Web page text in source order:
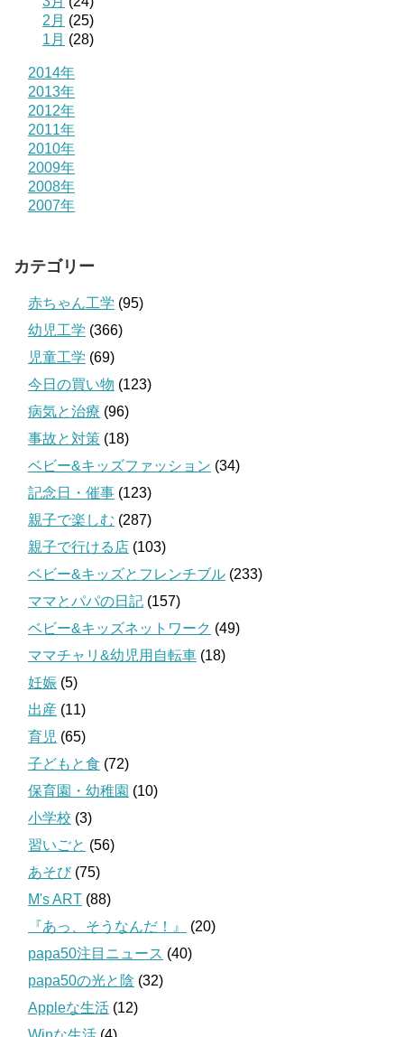
2月 (25)
1月 (28)
2014年
2013年
2012年
2011年
2010年
2009年
2008年
2007年
カテゴリー
赤ちゃん工学 (95)
幼児工学 (366)
児童工学 (69)
今日の買い物 (123)
病気と治療 (96)
事故と対策 (18)
ベビー&キッズファッション (34)
記念日・催事 (123)
親子で楽しむ (287)
親子で行ける店 (103)
ベビー&キッズとフレンチブル (233)
ママとパパの日記 (157)
ベビー&キッズネットワーク (49)
ママチャリ&幼児用自転車 (18)
妊娠 (5)
出産 (11)
育児 (65)
子どもと食 (72)
保育園・幼稚園 (10)
小学校 (3)
習いごと (56)
あそび(75)
M's ART (88)
『あっ、そうなんだ！』
(20)
papa50注目ニュース (40)
papa50の光と陰 (32)
Appleな生活 (12)